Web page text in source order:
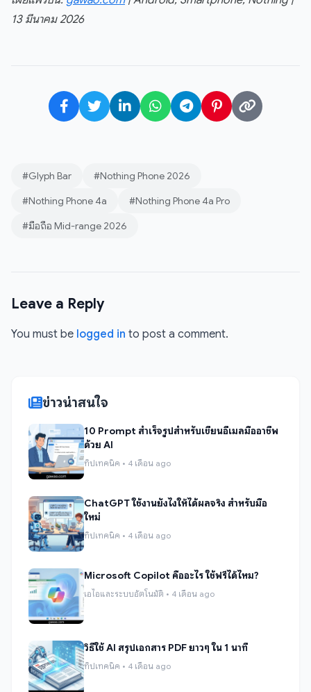
13 มีนาคม 2026
#Glyph Bar
#Nothing Phone 2026
#Nothing Phone 4a
#Nothing Phone 4a Pro
#มือถือ Mid-range 2026
Leave a Reply
You must be logged in to post a comment.
ข่าวน่าสนใจ
10 Prompt สำเร็จรูปสำหรับเขียนอีเมลมืออาชีพ
ด้วย AI
ทิปเทคนิค • 4 เดือน ago
ChatGPT ใช้งานยังไงให้ได้ผลจริง สำหรับมือ
ใหม่
ทิปเทคนิค • 4 เดือน ago
Microsoft Copilot คืออะไร ใช้ฟรีได้ไหม?
เอไอและระบบอัตโนมัติ • 4 เดือน ago
วิธีใช้ AI สรุปเอกสาร PDF ยาวๆ ใน 1 นาที
ทิปเทคนิค • 4 เดือน ago